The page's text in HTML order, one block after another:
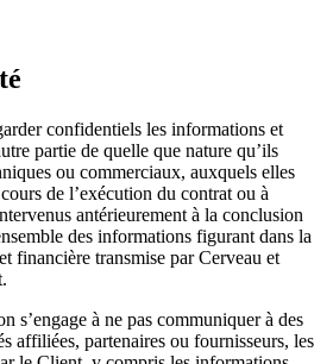
confidentiels les informations et
partie de quelle que nature qu’ils
ou commerciaux, auxquels elles
de l’exécution du contrat ou à
antérieurement à la conclusion
des informations figurant dans la
financière transmise par Cerveau et
s’engage à ne pas communiquer à des
affiliées, partenaires ou fournisseurs, les